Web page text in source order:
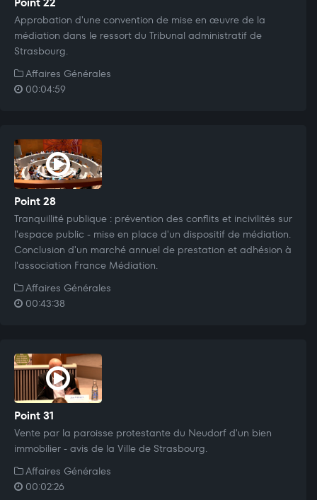
Approbation d'une convention de mise en œuvre de la
médiation dans le ressort du Tribunal administratif de
Strasbourg.
Affaires Générales
00:04:59
Point 28
Tranquillité publique : prévention des conflits et incivilités sur
l'espace public - mise en place d'un dispositif de médiation.
Conclusion d'un marché annuel de prestation et adhésion à
l'association France Médiation.
Affaires Générales
00:43:38
Point 31
Vente par la paroisse protestante du Neudorf d'un bien
immobilier - avis de la Ville de Strasbourg.
Affaires Générales
00:02:26